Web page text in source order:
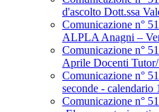
d'ascolto Dott.ssa
Comunicazione n°
ALPLA Anagni –
Comunicazione n°
Aprile Docenti
Comunicazione n°
seconde - calendario
Comunicazione n°